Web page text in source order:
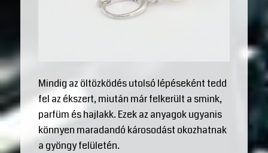
Mindig az öltözködés utolsó lépéseként tedd
fel az ékszert, miután már felkerült a smink,
parfüm és hajlakk. Ezek az anyagok ugyanis
könnyen maradandó károsodást okozhatnak
a gyöngy felületén.